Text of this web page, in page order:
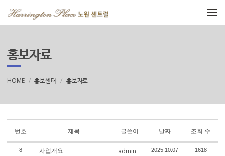
홍보자료
HOME 홍보센터 홍보자료
번호 제목 글쓴이 날짜 조회 수
8 사업개요 admin 2025.10.07 1618